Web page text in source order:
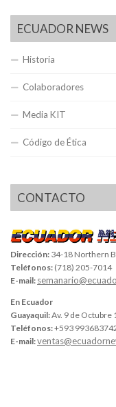
ECUADOR NEWS
Historia
Colaboradores
Media KIT
Código de Ética
CONTACTO
Dirección: 34-18 Northern
Teléfonos: (718) 205-7014
E-mail:
En Ecuador
Guayaquil:Av. 9 de Octubre
Teléfonos:+593
E-mail: